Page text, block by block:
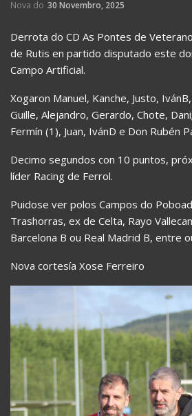
Nova do 30 Novembro, 2025
Derrota do CD As Pontes de
de Rutis en partido disputado este
Campo Artificial.
Xogaron Manuel, Kanche, Justo,
Guille, Alejandro, Gerardo, Chote,
Fermín (1), Juan, IvánD e Don Rubén
Decimo segundos con 10 puntos,
líder Racing de Ferrol.
Puidose ver polos Campos do
Trashorras, ex de Celta, Rayo
Barcelona B ou Real Madrid B, entre
Nova cortesía Xose Ferreiro